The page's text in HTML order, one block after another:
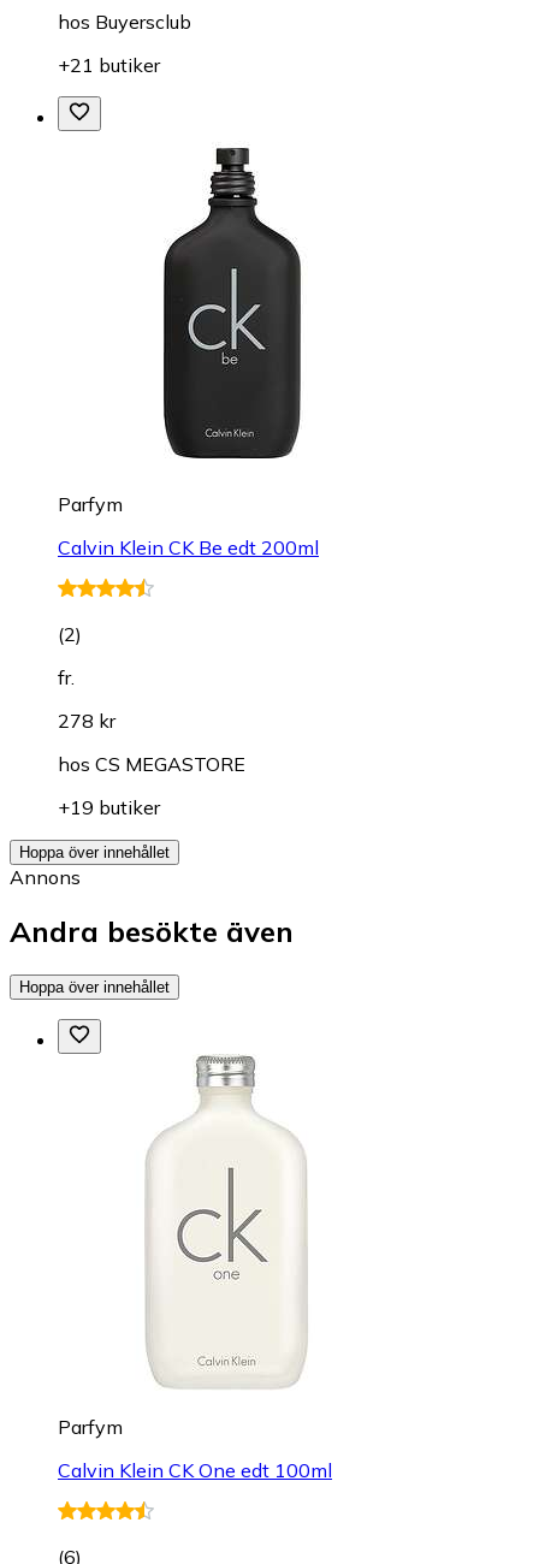
hos Buyersclub
+21 butiker
Parfym
Calvin Klein CK Be edt 200ml
(2)
fr.
278 kr
hos CS MEGASTORE
+19 butiker
Hoppa över innehållet
Annons
Andra besökte även
Hoppa över innehållet
Parfym
Calvin Klein CK One edt 100ml
(6)